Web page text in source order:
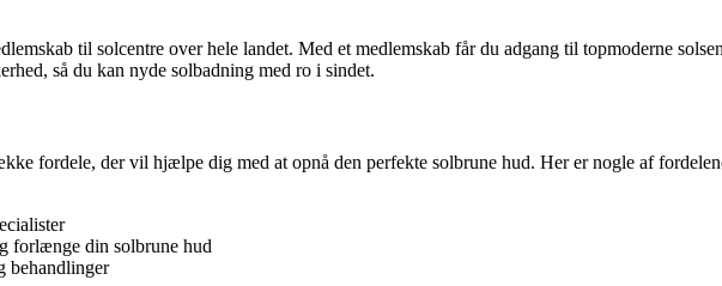
til solcentre over hele landet. Med et medlemskab får du adgang til topmoderne
så du kan nyde solbadning med ro i sindet.
fordele, der vil hjælpe dig med at opnå den perfekte solbrune hud. Her er nogle af
forlænge din solbrune hud
behandlinger